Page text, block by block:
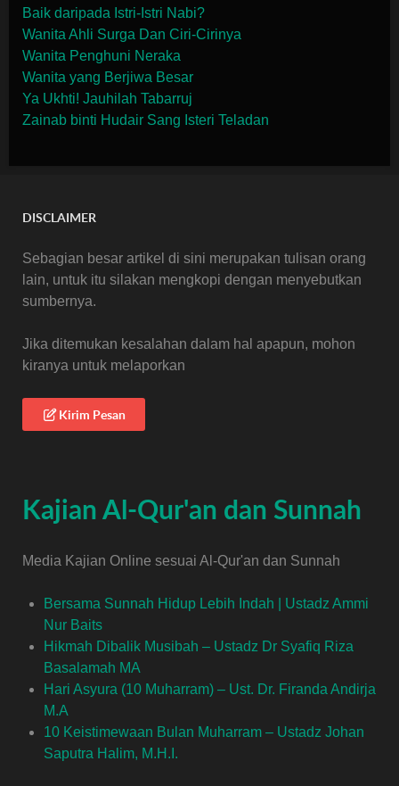
Baik daripada Istri-Istri Nabi?
Wanita Ahli Surga Dan Ciri-Cirinya
Wanita Penghuni Neraka
Wanita yang Berjiwa Besar
Ya Ukhti! Jauhilah Tabarruj
Zainab binti Hudair Sang Isteri Teladan
DISCLAIMER
Sebagian besar artikel di sini merupakan tulisan orang
lain, untuk itu silakan mengkopi dengan menyebutkan
sumbernya.
Jika ditemukan kesalahan dalam hal apapun, mohon
kiranya untuk melaporkan
Kirim Pesan
Kajian Al-Qur'an dan Sunnah
Media Kajian Online sesuai Al-Qur'an dan Sunnah
Bersama Sunnah Hidup Lebih Indah | Ustadz Ammi
Nur Baits
Hikmah Dibalik Musibah – Ustadz Dr Syafiq Riza
Basalamah MA
Hari Asyura (10 Muharram) – Ust. Dr. Firanda Andirja
M.A
10 Keistimewaan Bulan Muharram – Ustadz Johan
Saputra Halim, M.H.I.